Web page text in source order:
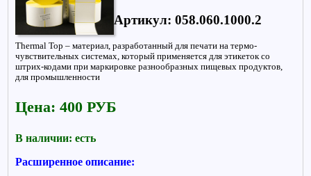
Артикул: 058.060.1000.2
Thermal Top – материал, разработанный для печати на термо-
чувствительных системах, который применяется для этикеток со
штрих-кодами при маркировке разнообразных пищевых продуктов,
для промышленности
Цена: 400 РУБ
В наличии: есть
Расширенное описание: